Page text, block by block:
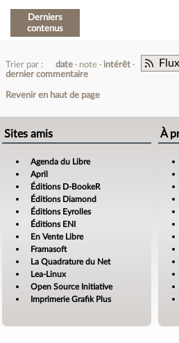
Derniers
contenus
Trier par : date note
intérêt
dernier commentaire
Revenir en haut de page
Sites amis
Agenda du Libre
April
Éditions D-BookeR
Éditions Diamond
Éditions Eyrolles
Éditions ENI
En Vente Libre
Framasoft
La Quadrature du Net
Lea-Linux
Open Source Initiative
Imprimerie Grafik Plus
À